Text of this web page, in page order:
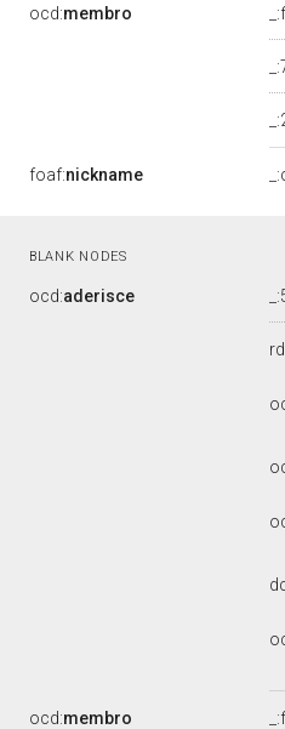
ocd:membro
foaf:nickname
BLANK NODES
ocd:aderisce
ocd:membro